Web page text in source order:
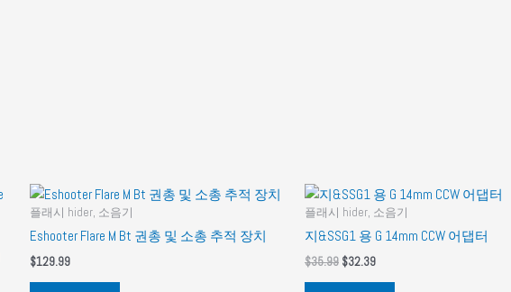
플래시 hider, 소음기
Eshooter Flare M Bt 권총 및 소총 추적 장치
$129.99
플래시 hider, 소음기
지&SSG1 용 G 14mm CCW 어댑터
$35.99 원
$32.39현